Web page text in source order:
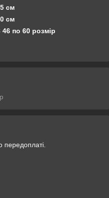
см
см
46 по 60 розмір
передоплаті.